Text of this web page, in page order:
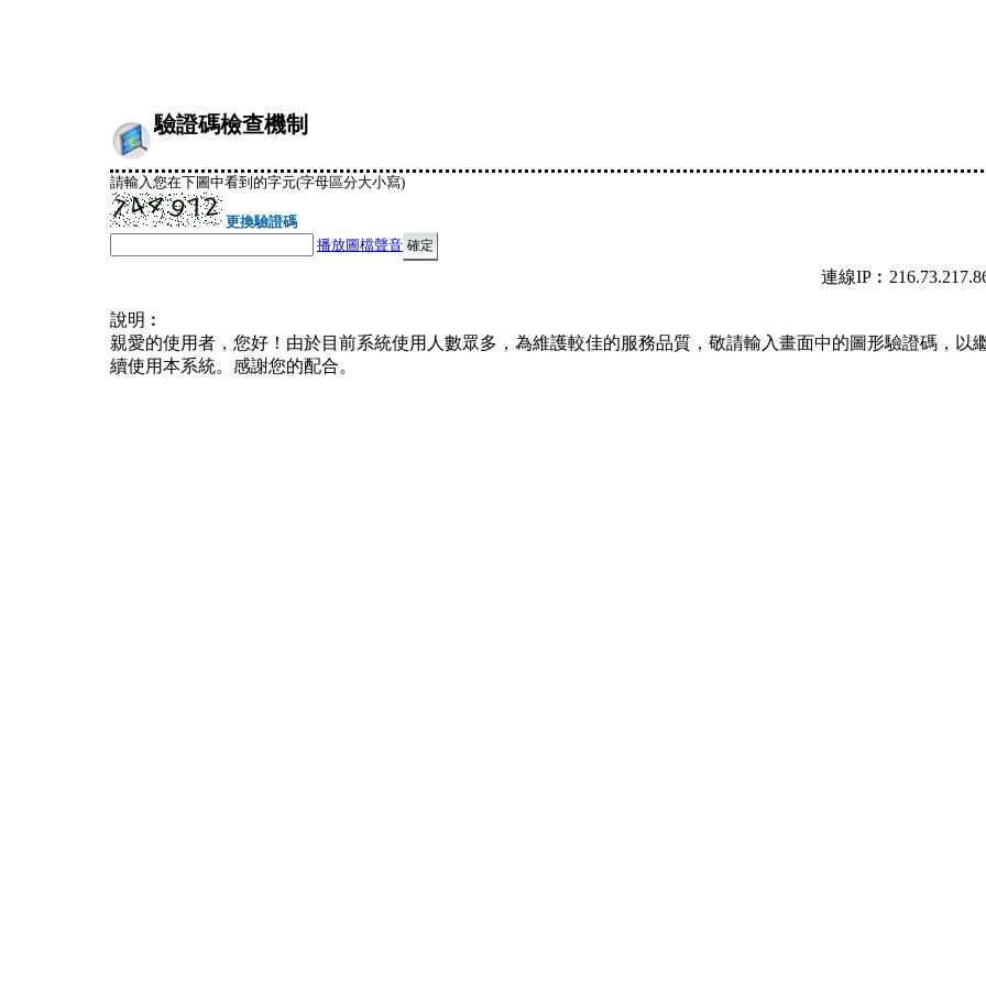
驗證碼檢查機制
請輸入您在下圖中看到的字元(字母區分大小寫)
更換驗證碼
播放圖檔聲音
連線
說明︰
親愛的使用者，您好！由於目前系統使用人數眾多，為維護較佳的服務品質，敬請輸入畫面中的圖形驗證碼，以
續使用本系統。感謝您的配合。